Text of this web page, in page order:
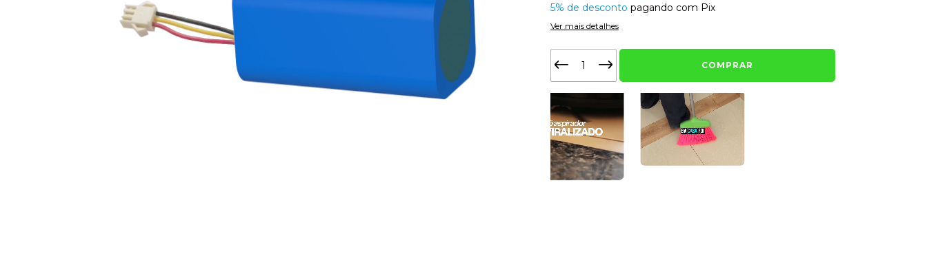
5% de desconto pagando com Pix
Ver mais detalhes